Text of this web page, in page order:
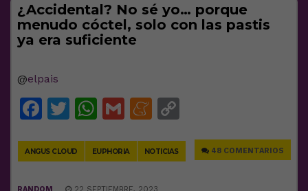
¿Accidental? No sé yo… porque
menudo cóctel, solo con las pastis
ya era suficiente
@elpais
Facebook
Twitter
WhatsApp
GmailMeneame
ANGUS CLOUD EUPHORIA NOTICIAS 48 COMENTARIOS
RANDOM 22 SEPTIEMBRE, 2023